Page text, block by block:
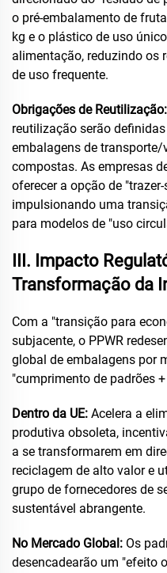
o pré-embalamento de
kg e o plástico de uso
alimentação, reduzindo os
de uso frequente.
Obrigações de Reutilização:
reutilização serão
embalagens de transporte/
compostas. As empresas
oferecer a opção de
impulsionando uma
para modelos de "uso
III. Impacto
Transformação da
Com a "transição para
subjacente, o PPWR
global de embalagens por
"cumprimento de padrões
Dentro da UE: Acelera a
produtiva obsoleta,
a se transformarem em
reciclagem de alto valor e
grupo de fornecedores de
sustentável abrangente.
No Mercado Global: Os
desencadearão um "efeito